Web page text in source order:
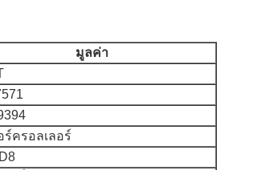
มูลค่า
ร์ครอลเลอร์